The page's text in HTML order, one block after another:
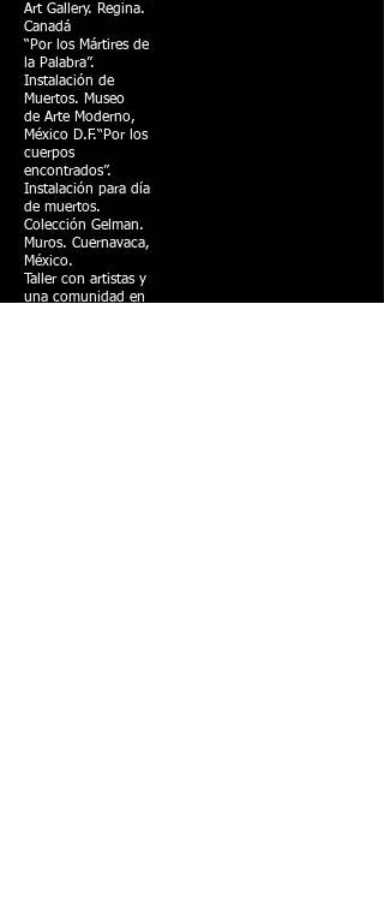
Art Gallery. Regina.
Canadá
“Por los Mártires de
la Palabra”.
Instalación de
Muertos. Museo
de Arte Moderno,
México D.F.“Por los
cuerpos
encontrados”.
Instalación para día
de muertos.
Colección Gelman.
Muros. Cuernavaca,
México.
Taller con artistas y
una comunidad en